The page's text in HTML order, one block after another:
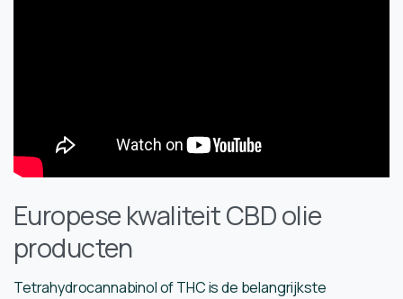
Europese kwaliteit CBD olie
producten
Tetrahydrocannabinol of THC is de belangrijkste